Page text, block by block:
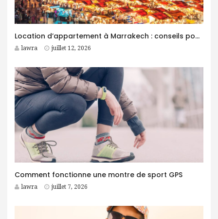
Location d’appartement à Marrakech : conseils pour trouver le logement idéal
lawra juillet 12, 2026
Comment fonctionne une montre de sport GPS
lawra juillet 7, 2026